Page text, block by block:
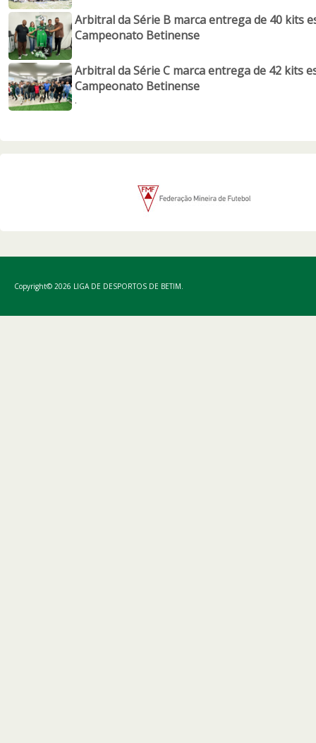
Arbitral da Série B marca entrega de 40 kits
Campeonato Betinense
Arbitral da Série C marca entrega de 42 kits
Campeonato Betinense
.
Copyright© 2026 LIGA DE DESPORTOS DE BETIM.